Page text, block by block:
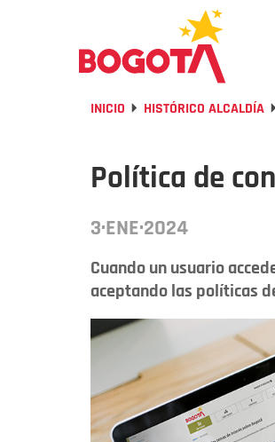
INICIO HISTÓRICO ALCALDÍA
Política de
3·ENE·2024
Cuando un usuario
aceptando las políticas